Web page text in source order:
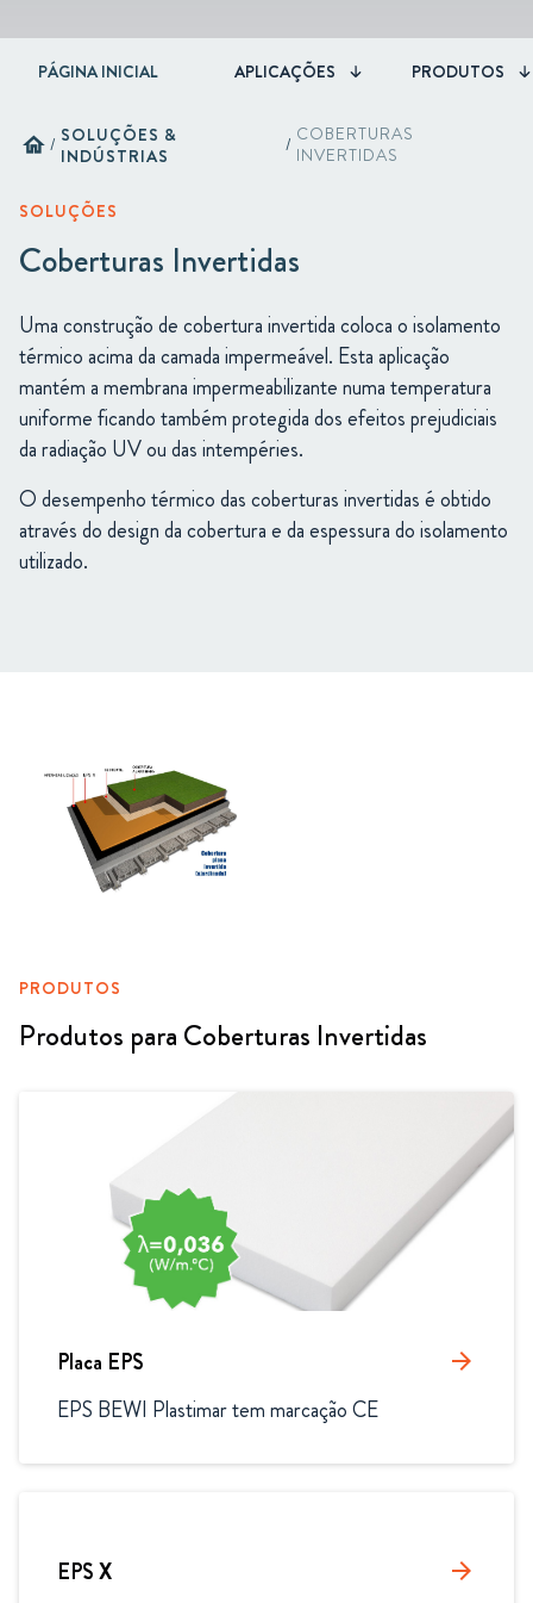
PÁGINA INICIAL APLICAÇÕES PRODUTOS
home / SOLUÇÕES &
INDÚSTRIAS
/ COBERTURAS
INVERTIDAS
SOLUÇÕES
Coberturas Invertidas
Uma construção de cobertura invertida coloca o isolamento
térmico acima da camada impermeável. Esta aplicação
mantém a membrana impermeabilizante numa temperatura
uniforme ficando também protegida dos efeitos prejudiciais
da radiação UV ou das intempéries.
O desempenho térmico das coberturas invertidas é obtido
através do design da cobertura e da espessura do isolamento
utilizado.
PRODUTOS
Produtos para Coberturas Invertidas
Placa EPS arrow_forward
EPS BEWI Plastimar tem marcação CE
EPS X arrow_forward